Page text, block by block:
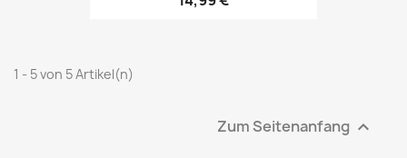
1 - 5 von 5 Artikel(n)
Zum Seitenanfang 